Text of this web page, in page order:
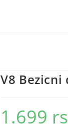
V8
1.699